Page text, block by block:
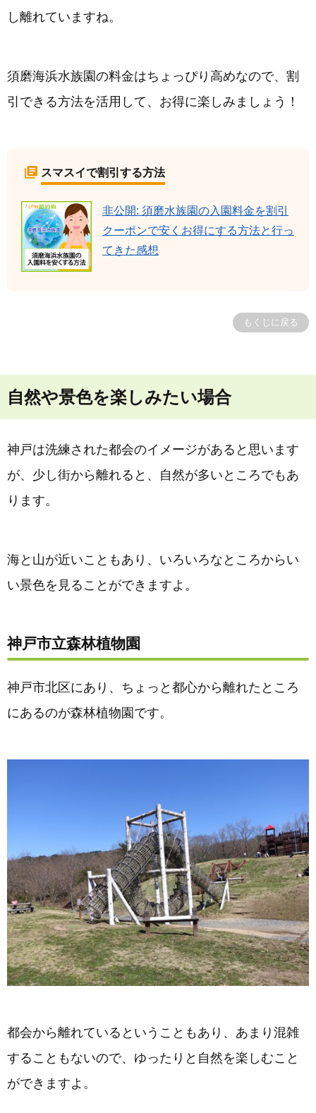
し離れていますね。
須磨海浜水族園の料金はちょっぴり高めなので、割
引できる方法を活用して、お得に楽しみましょう！
スマスイで割引する方法
非公開: 須磨水族園の入園料金を割引
クーポンで安くお得にする方法と行っ
てきた感想
もくじに戻る
自然や景色を楽しみたい場合
神戸は洗練された都会のイメージがあると思います
が、少し街から離れると、自然が多いところでもあ
ります。
海と山が近いこともあり、いろいろなところからい
い景色を見ることができますよ。
神戸市立森林植物園
神戸市北区にあり、ちょっと都心から離れたところ
にあるのが森林植物園です。
都会から離れているということもあり、あまり混雑
することもないので、ゆったりと自然を楽しむこと
ができますよ。